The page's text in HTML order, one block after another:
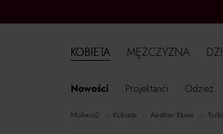
KOBIETA
Nowości Projektanci Odzież
MĘŻCZYZNA
moliera2 kobieta Aesther Ekme